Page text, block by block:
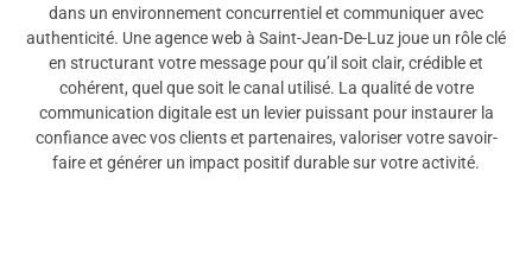
dans un environnement concurrentiel et communiquer avec
authenticité. Une agence web à Saint-Jean-De-Luz joue un rôle clé
en structurant votre message pour qu’il soit clair, crédible et
cohérent, quel que soit le canal utilisé. La qualité de votre
communication digitale est un levier puissant pour instaurer la
confiance avec vos clients et partenaires, valoriser votre savoir-
faire et générer un impact positif durable sur votre activité.